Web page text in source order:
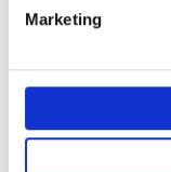
Marketing